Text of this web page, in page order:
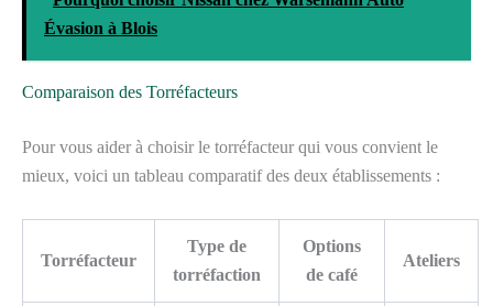
Évasion à Blois
Comparaison des Torréfacteurs
Pour vous aider à choisir le torréfacteur qui vous convient le
mieux, voici un tableau comparatif des deux établissements :
Torréfacteur
Type de
torréfaction
Options
de café
Ateliers